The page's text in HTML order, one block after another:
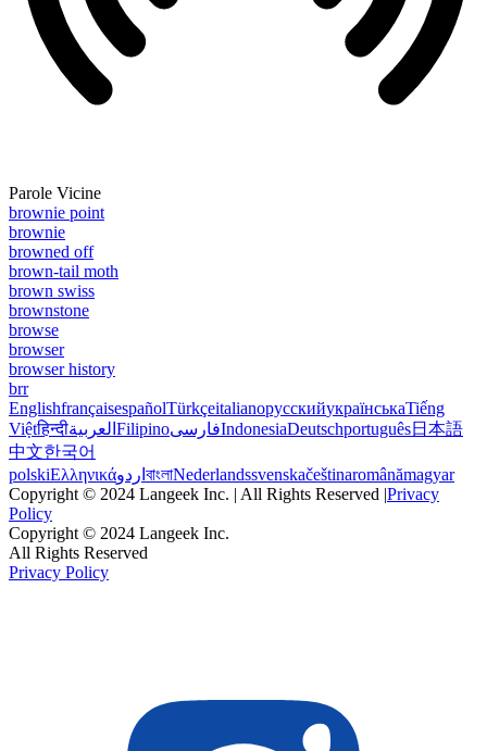
Parole Vicine
brownie point
brownie
browned off
brown-tail moth
brown swiss
brownstone
browse
browser
browser history
brr
EnglishfrançaisespañolTürkçeitalianoрусскийукраїнськаTiếng
Việtहिन्दीالعربية FilipinoفارسیIndonesiaDeutschportuguês日本語
中文한국어
polskiΕλληνικάاردو বাংলাNederlandssvenskačeštinaromânămagyar
Copyright © 2024 Langeek Inc. | All Rights Reserved |Privacy
Policy
Copyright © 2024 Langeek Inc.
All Rights Reserved
Privacy Policy